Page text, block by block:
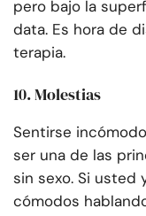
pero bajo la
data. Es hora de
terapia.
10. Molestias
Sentirse
ser una de las
sin sexo. Si usted
cómodos